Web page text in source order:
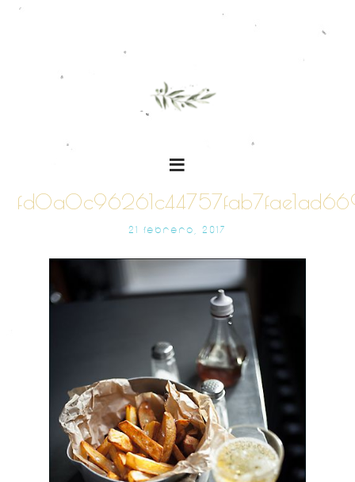
21 FEBRERO, 2017